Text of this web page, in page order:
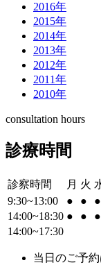
2016年
2015年
2014年
2013年
2012年
2011年
2010年
consultation hours
診療時間
診察時間 月 火
9:30~13:00
● ● ●
14:00~18:30 ● ● ●
14:00~17:30
当日のご予